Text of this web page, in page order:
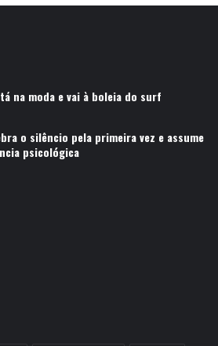
na moda e vai à boleia do surf
o silêncio pela primeira vez e assume
psicológica